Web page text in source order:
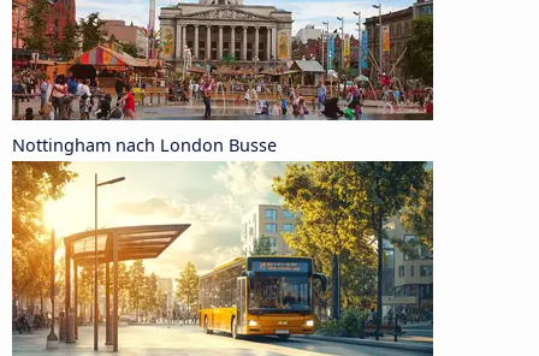
Nottingham nach London Busse